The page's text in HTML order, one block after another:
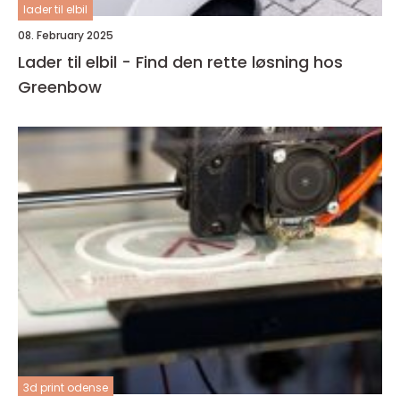
lader til elbil
08. February 2025
Lader til elbil - Find den rette løsning hos
Greenbow
3d print odense